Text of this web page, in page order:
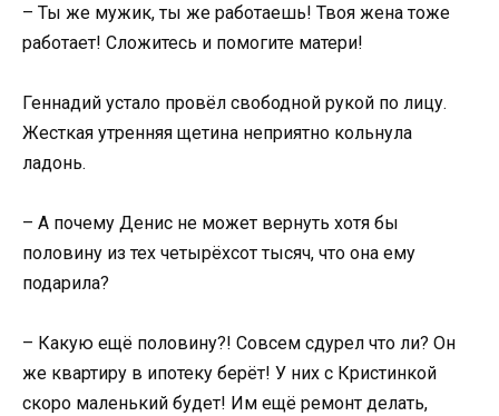
– Ты же мужик, ты же работаешь! Твоя жена тоже
работает! Сложитесь и помогите матери!
Геннадий устало провёл свободной рукой по лицу.
Жесткая утренняя щетина неприятно кольнула
ладонь.
– А почему Денис не может вернуть хотя бы
половину из тех четырёхсот тысяч, что она ему
подарила?
– Какую ещё половину?! Совсем сдурел что ли? Он
же квартиру в ипотеку берёт! У них с Кристинкой
скоро маленький будет! Им ещё ремонт делать,